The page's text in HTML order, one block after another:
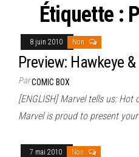
Étiquette :
8 juin 2010 Non
Preview: Hawkeye
ParCOMIC BOX
[ENGLISH] Marvel tells us:
Marvel is proud to present
7 mai 2010 Non